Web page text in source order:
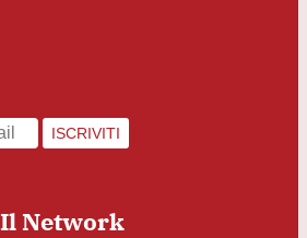
ISCRIVITI
Il Network